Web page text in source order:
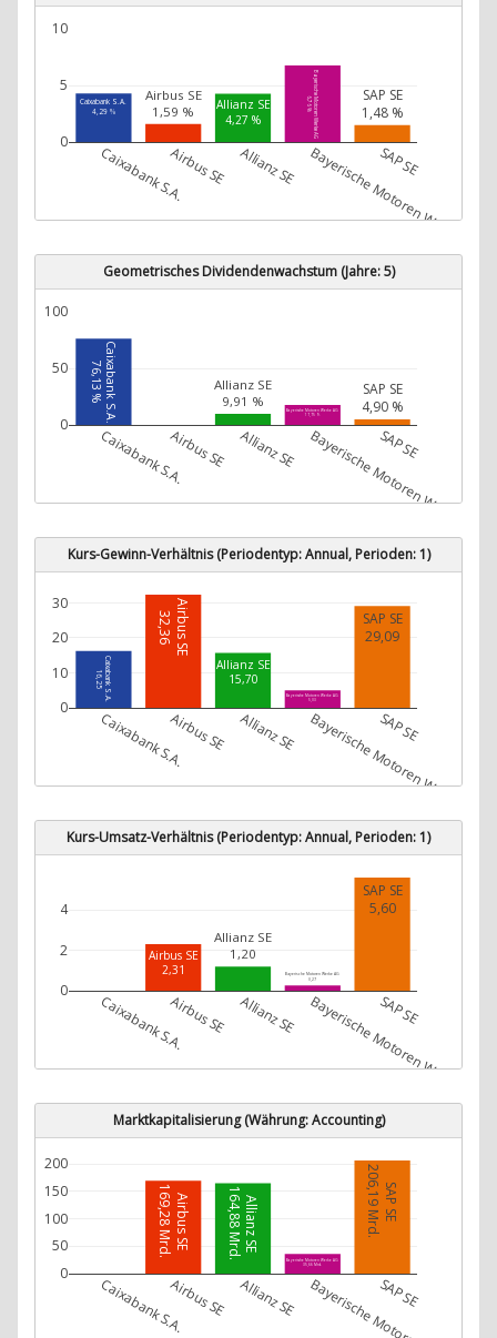
Caixabank S.A.
4,29 %
Airbus SE
1,59 % Allianz SE
4,27 % Bayerische Motoren Werke AG
6,76 % SAP SE
1,48 %
Caixabank S.A.Airbus SE Allianz SE Bayerische Motoren Werke AG
SAP SE
0
5
10
Geometrisches Dividendenwachstum (Jahre: 5)
Caixabank S.A.
76,13 % Allianz SE
9,91 %
Bayerische Motoren Werke AG
17,75 %
SAP SE
4,90 %
Caixabank S.A.Airbus SE Allianz SE Bayerische Motoren Werke AG
SAP SE
0
50
100
Kurs-Gewinn-Verhältnis (Periodentyp: Annual, Perioden: 1)
Caixabank S.A.
16,25
Airbus SE
32,36
Allianz SE
15,70
Bayerische Motoren Werke AG
5,03
SAP SE
29,09
Caixabank S.A.Airbus SE Allianz SE Bayerische Motoren Werke AG
SAP SE
0
10
20
30
Kurs-Umsatz-Verhältnis (Periodentyp: Annual, Perioden: 1)
Airbus SE
2,31
Allianz SE
1,20
Bayerische Motoren Werke AG
0,27
SAP SE
5,60
Caixabank S.A.Airbus SE Allianz SE Bayerische Motoren Werke AG
SAP SE
0
2
4
Marktkapitalisierung (Währung: Accounting)
Airbus SE
169,28 Mrd. Allianz SE
164,88 Mrd.
Bayerische Motoren Werke AG
35,66 Mrd.
SAP SE
206,19 Mrd.
Caixabank S.A.Airbus SE Allianz SE SAP SE
0
50
100
150
200